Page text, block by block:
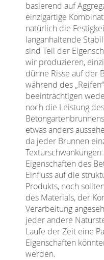
basierend auf
einzigartige
natürlich die
langanhaltende
sind Teil der
wir produzieren,
dünne Risse auf der
während des
beeinträchtigen
noch die Leistung
etwas anders
da jeder Brunnen
Eigenschaften des
Einfluss auf die
Produkts, noch
des Materials, der
Verarbeitung
jeder andere
Laufe der Zeit eine
Eigenschaften
werden.